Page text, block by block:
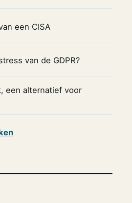
een CISA
van de GDPR?
een alternatief voor